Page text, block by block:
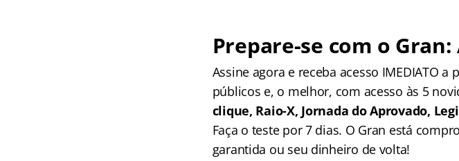
Prepare-se com o
Assine agora e receba acesso IMEDIATO
públicos e, o melhor, com acesso às 5
clique, Raio-X, Jornada do Aprovado,
Faça o teste por 7 dias. O Gran está
garantida ou seu dinheiro de volta!